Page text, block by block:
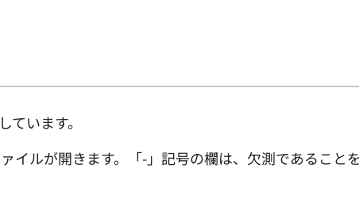
います。
イルが開きます。「-」記号の欄は、欠測であること